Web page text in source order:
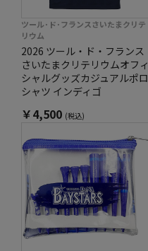
ツール･ド･フランスさいたまクリテ
リウム
2026 ツール・ド・フランス
さいたまクリテリウムオフィ
シャルグッズカジュアルポロ
シャツ インディゴ
￥4,500 (税込)